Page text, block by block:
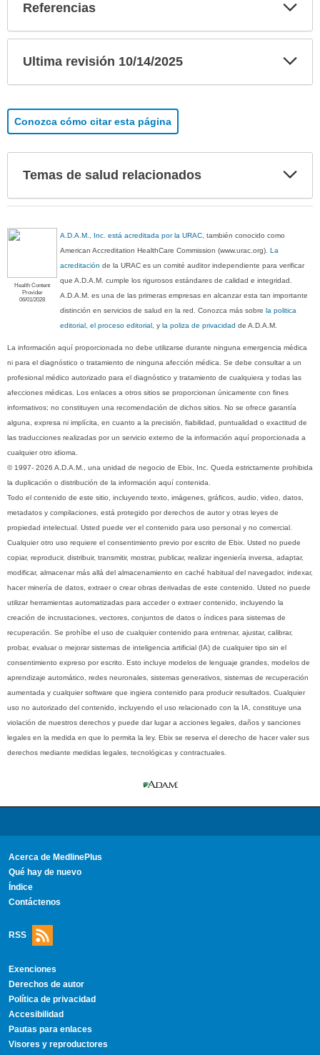
Referencias
Ultima revisión 10/14/2025
Conozca cómo citar esta página
Temas de salud relacionados
Health Content
Provider
06/01/2028
A.D.A.M., Inc. está acreditada por la URAC, también conocido como
American Accreditation HealthCare Commission (www.urac.org).La
acreditación de la URAC es un comité auditor independiente para verificar
que A.D.A.M. cumple los rigurosos estándares de calidad e integridad.
A.D.A.M. es una de las primeras empresas en alcanzar esta tan importante
distinción en servicios de salud en la red. Conozca más sobrela politica
editorial, el proceso editorial, yla poliza de privacidad de A.D.A.M.
La información aquí proporcionada no debe utilizarse durante ninguna emergencia médica
ni para el diagnóstico o tratamiento de ninguna afección médica. Se debe consultar a un
profesional médico autorizado para el diagnóstico y tratamiento de cualquiera y todas las
afecciones médicas. Los enlaces a otros sitios se proporcionan únicamente con fines
informativos; no constituyen una recomendación de dichos sitios. No se ofrece garantía
alguna, expresa ni implícita, en cuanto a la precisión, fiabilidad, puntualidad o exactitud de
las traducciones realizadas por un servicio externo de la información aquí proporcionada a
cualquier otro idioma.
© 1997- 2026 A.D.A.M., una unidad de negocio de Ebix, Inc. Queda estrictamente prohibida
la duplicación o distribución de la información aquí contenida.
Todo el contenido de este sitio, incluyendo texto, imágenes, gráficos, audio, video, datos,
metadatos y compilaciones, está protegido por derechos de autor y otras leyes de
propiedad intelectual. Usted puede ver el contenido para uso personal y no comercial.
Cualquier otro uso requiere el consentimiento previo por escrito de Ebix. Usted no puede
copiar, reproducir, distribuir, transmitir, mostrar, publicar, realizar ingeniería inversa, adaptar,
modificar, almacenar más allá del almacenamiento en caché habitual del navegador, indexar,
hacer minería de datos, extraer o crear obras derivadas de este contenido. Usted no puede
utilizar herramientas automatizadas para acceder o extraer contenido, incluyendo la
creación de incrustaciones, vectores, conjuntos de datos o índices para sistemas de
recuperación. Se prohíbe el uso de cualquier contenido para entrenar, ajustar, calibrar,
probar, evaluar o mejorar sistemas de inteligencia artificial (IA) de cualquier tipo sin el
consentimiento expreso por escrito. Esto incluye modelos de lenguaje grandes, modelos de
aprendizaje automático, redes neuronales, sistemas generativos, sistemas de recuperación
aumentada y cualquier software que ingiera contenido para producir resultados. Cualquier
uso no autorizado del contenido, incluyendo el uso relacionado con la IA, constituye una
violación de nuestros derechos y puede dar lugar a acciones legales, daños y sanciones
legales en la medida en que lo permita la ley. Ebix se reserva el derecho de hacer valer sus
derechos mediante medidas legales, tecnológicas y contractuales.
Acerca de MedlinePlus
Qué hay de nuevo
Índice
Contáctenos
RSS
Exenciones
Derechos de autor
Política de privacidad
Accesibilidad
Pautas para enlaces
Visores y reproductores